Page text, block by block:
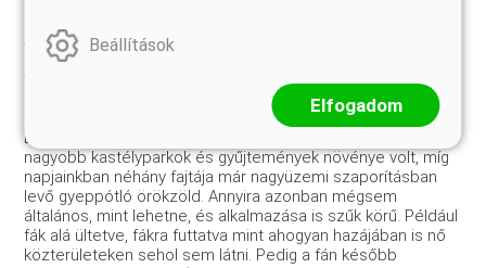
Az örökzöld levelű kecskerágók közük a japán kecskerágó
(Euonymus japonicus) csak az utóbbi húsz esztendőben
vált elterjedt kerti dísznövénnyé. Sokkal korábban, a múlt
század vége felé került szabadföldbe egy másik faj, a
Kínában őshonos E. fortunei japáni elterjedésű változata, az
E. fortunei var. radicans. Ez utóbbi a háború előtt még a
nagyobb kastélyparkok és gyűjtemények növénye volt, míg
napjainkban néhány fajtája már nagyüzemi szaporításban
levő gyeppótló örökzöld. Annyira azonban mégsem
általános, mint lehetne, és alkalmazása is szűk körű. Például
fák alá ültetve, fákra futtatva mint ahogyan hazájában is nő
közterületeken sehol sem látni. Pedig a fán később
Beállítások
Elfogadom